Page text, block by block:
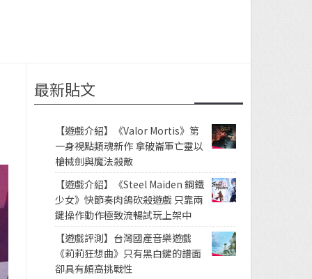
最新貼文
【遊戲介紹】《Valor Mortis》第
一身視點類魂新作 拿破崙軍亡靈以
槍械劍與魔法殺敵
【遊戲介紹】《Steel Maiden 鋼鐵
少女》快節奏肉鴿砍殺遊戲 只靠兩
鍵操作動作極致流暢試玩上架中
【遊戲評測】台灣國產音樂遊戲
《莉莉狂想曲》只有黑白鍵的譜面
卻具有頗高挑戰性